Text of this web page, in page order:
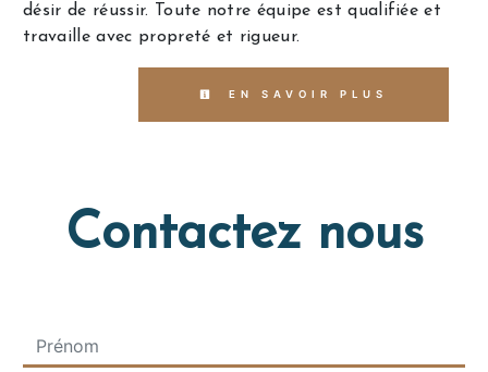
désir de réussir. Toute notre équipe est qualifiée et
travaille avec propreté et rigueur.
EN SAVOIR PLUS
Contactez nous